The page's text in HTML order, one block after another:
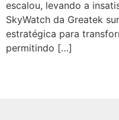
escalou, levando a
SkyWatch da Greatek
estratégica para
permitindo […]